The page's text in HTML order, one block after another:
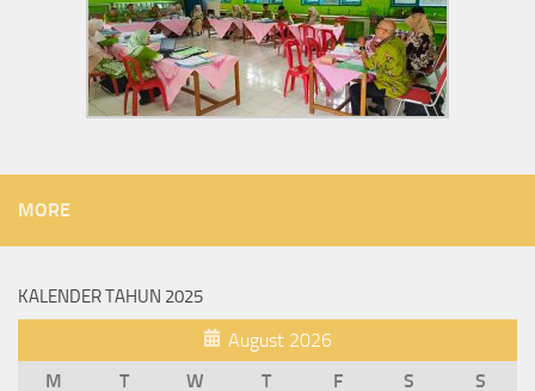
MORE
KALENDER TAHUN 2025
August 2026
M
T W T F S
S